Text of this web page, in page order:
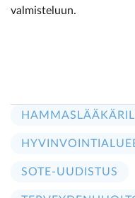
valmisteluun.
SOTE-UUDISTUS